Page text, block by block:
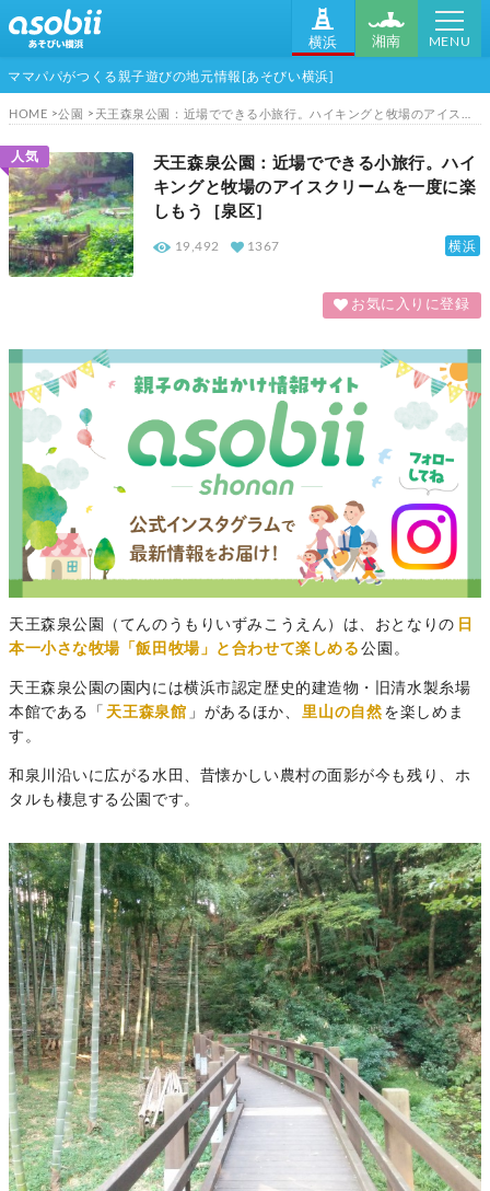
横浜 湘南 MENU
ママパパがつくる親子遊びの地元情報[あそびい横浜]
HOME 公園 天王森泉公園：近場でできる小旅行。ハイキングと牧場のアイスクリームを一度に楽しもう［泉区］
人気
天王森泉公園：近場でできる小旅行。ハイ
キングと牧場のアイスクリームを一度に楽
しもう［泉区］
横浜
19,492 1367
お気に入りに登録
天王森泉公園（てんのうもりいずみこうえん）は、おとなりの 日
本一小さな牧場「飯田牧場」と合わせて楽しめる 公園。
天王森泉公園の園内には横浜市認定歴史的建造物・旧清水製糸場
本館である「 天王森泉館 」があるほか、 里山の自然 を楽しめま
す。
和泉川沿いに広がる水田、昔懐かしい農村の面影が今も残り、ホ
タルも棲息する公園です。